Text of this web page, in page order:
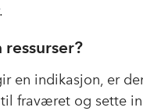
.
en indikasjon, er
til fraværet og sette